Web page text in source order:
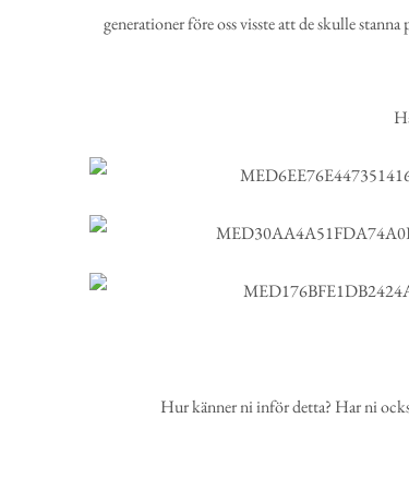
generationer före oss visste att de skulle
Hur känner ni inför detta? Har ni